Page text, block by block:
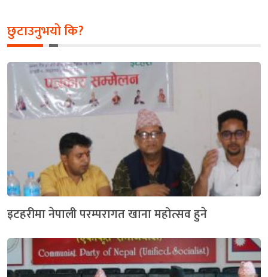
छुटाउनुभयो कि?
इटहरीमा नेपाली परम्परागत खाना महोत्सव हुने